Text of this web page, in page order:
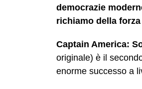
democrazie
richiamo della
Captain America:
originale) è il
enorme successo a